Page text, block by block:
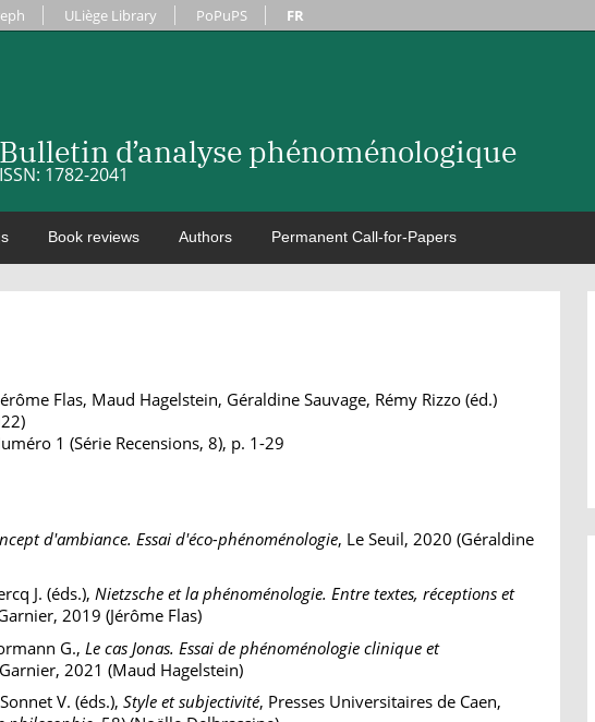
ULiège Library PoPuPS FR
Bulletin d’analyse phénoménologique
ISSN: 1782-2041
Book reviews Authors Permanent Call-for-Papers
Flas, Maud Hagelstein, Géraldine Sauvage, Rémy Rizzo (éd.)
1 (Série Recensions, 8), p. 1-29
d'ambiance. Essai d'éco-phénoménologie, Le Seuil, 2020 (Géraldine
J. (éds.), Nietzsche et la phénoménologie. Entre textes, réceptions et
2019 (Jérôme Flas)
G., Le cas Jonas. Essai de phénoménologie clinique et
2021 (Maud Hagelstein)
V. (éds.), Style et subjectivité, Presses Universitaires de Caen,